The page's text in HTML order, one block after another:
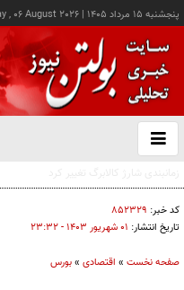
پنجشنبه ۱۵ مرداد ۱۴۰۵ |
, 06 August 2026
باز
و
کد خبر: ۸۵۲۳۲۹
تاریخ انتشار: ۰۱ شهريور ۱۴۰۳ - ۲۳:۳۲
صفحه نخست » اقتصادی »بورس